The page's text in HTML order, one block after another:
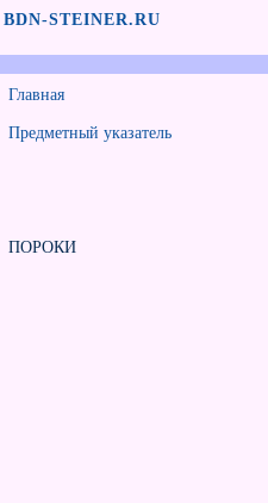
BDN-STEINER.RU
Главная
Предметный указатель
ПОРОКИ